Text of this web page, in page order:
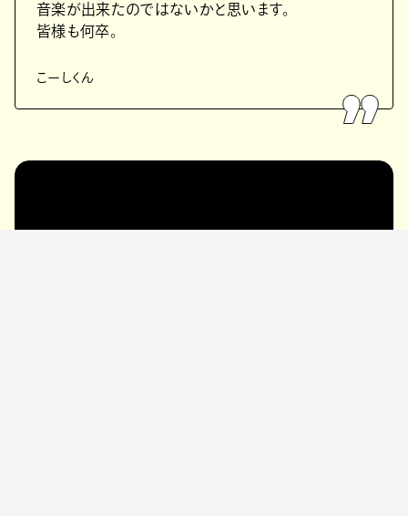
音楽が出来たのではないかと思います。
皆様も何卒。
こーしくん